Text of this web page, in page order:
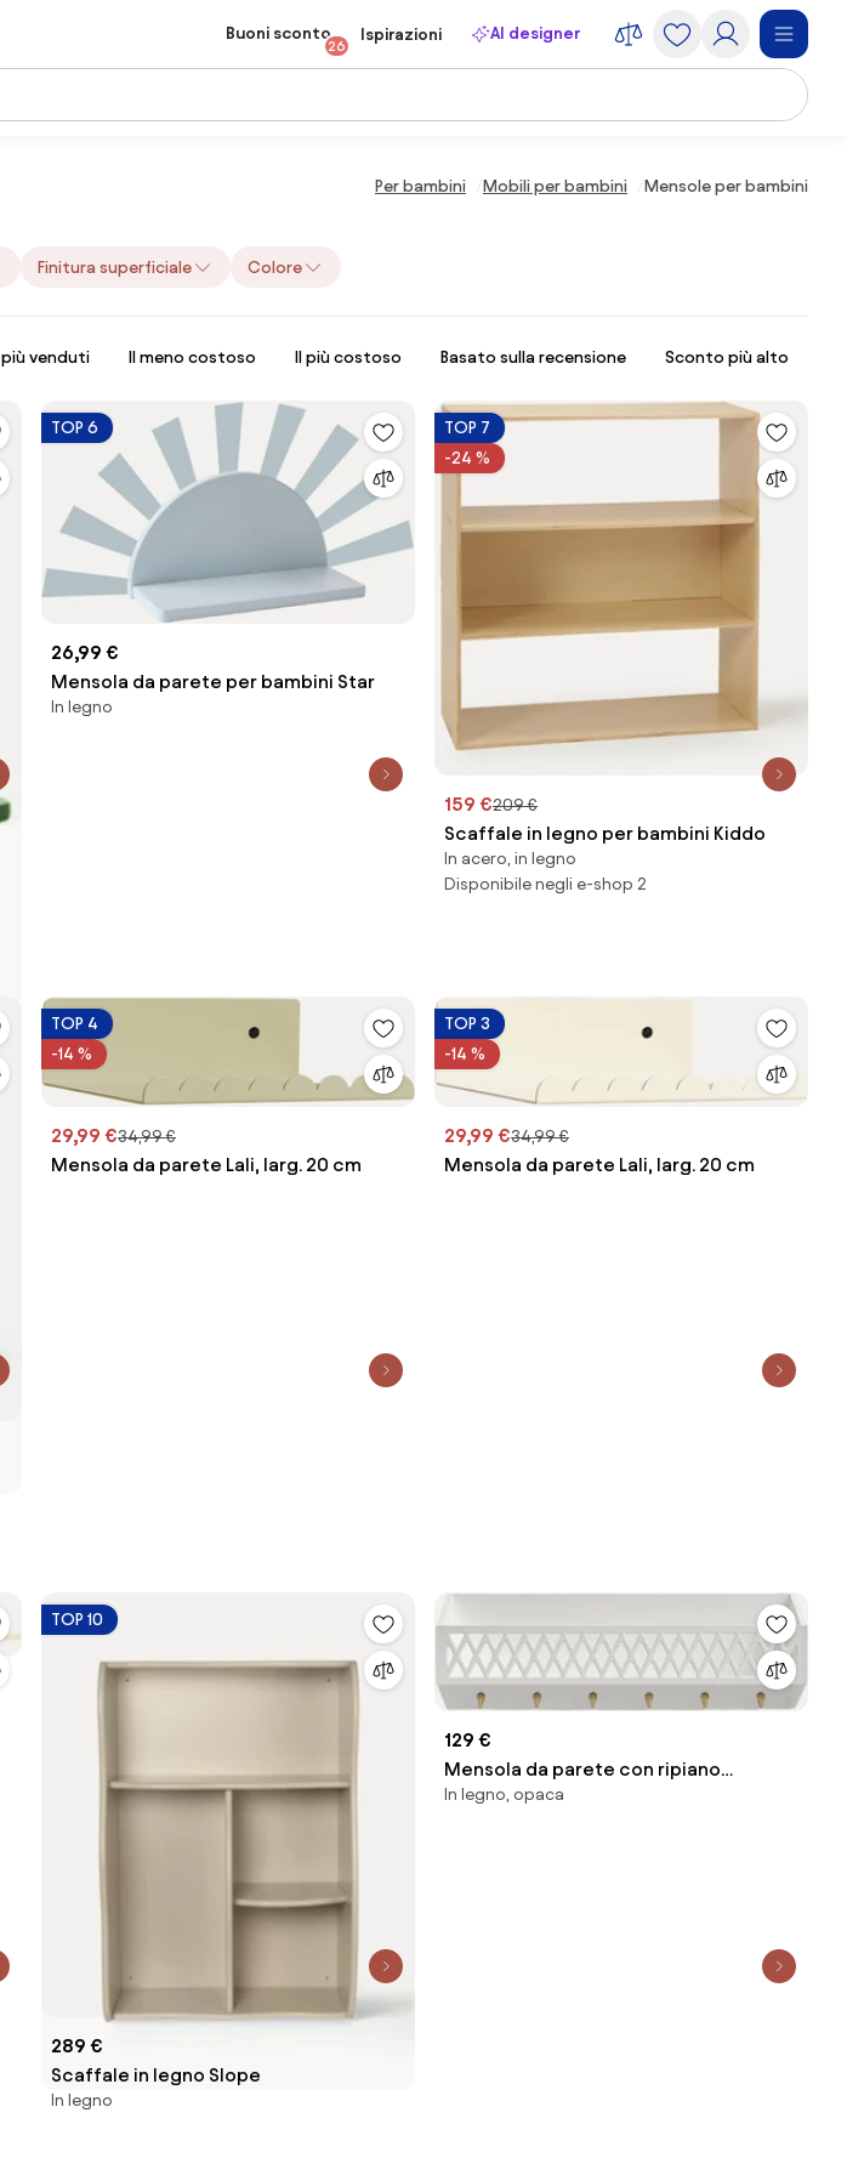
Buoni sconto
26
Ispirazioni AI designer
Per bambini Mobili per bambini Mensole per bambini
Finitura superficiale Colore
I più venduti Il meno costoso Il più costoso Basato sulla recensione Sconto più alto
TOP 6
26,99 €
Mensola da parete per bambini Star
In legno
TOP 7
-24 %
159 €209 €
Scaffale in legno per bambini Kiddo
In acero, in legno
Disponibile negli e-shop 2
TOP 4
-14 %
29,99 €34,99 €
Mensola da parete Lali, larg. 20 cm
TOP 3
-14 %
29,99 €34,99 €
Mensola da parete Lali, larg. 20 cm
TOP 10
289 €
Scaffale in legno Slope
In legno
129 €
Mensola da parete con ripiano
Harlequin
In legno, opaca